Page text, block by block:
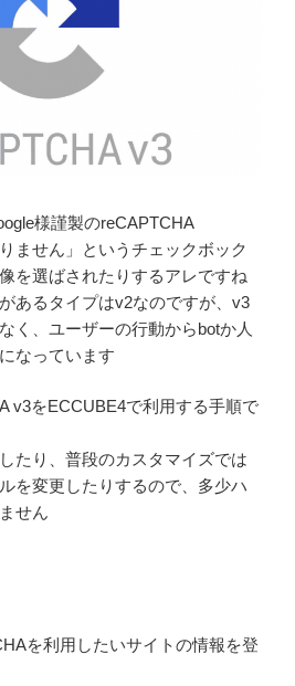
様謹製のreCAPTCHA
ません」というチェックボック
を選ばされたりするアレですね
あるタイプはv2なのですが、v3
く、ユーザーの行動からbotか人
なっています
v3をECCUBE4で利用する手順で
たり、普段のカスタマイズでは
を変更したりするので、多少ハ
せん
を利用したいサイトの情報を登